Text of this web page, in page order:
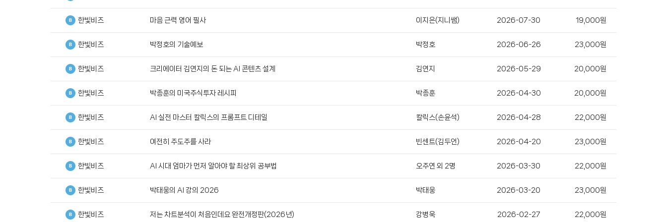
한빛비즈 마음 근력 영어 필사 이지은(지니쌤) 2026-07-30 19,000원
한빛비즈 박정호의 기술예보 박정호 2026-06-26 23,000원
한빛비즈 크리에이터 김연지의 돈 되는 AI 콘텐츠 설계 김연지 2026-05-29 20,000원
한빛비즈 박종훈의 미국주식투자 레시피 박종훈 2026-04-30 20,000원
한빛비즈 AI 실전 마스터 칼릭스의 프롬프트 디테일 칼릭스(손윤석) 2026-04-28 22,000원
한빛비즈 여전히 주도주를 사라 빈센트(김두언) 2026-04-20 23,000원
한빛비즈 AI 시대 엄마가 먼저 알아야 할 최상위 공부법 오주연 외 2명 2026-03-30 22,000원
한빛비즈 박태웅의 AI 강의 2026 박태웅 2026-03-20 23,000원
한빛비즈 저는 차트분석이 처음인데요 완전개정판(2026년) 강병욱 2026-02-27 22,000원